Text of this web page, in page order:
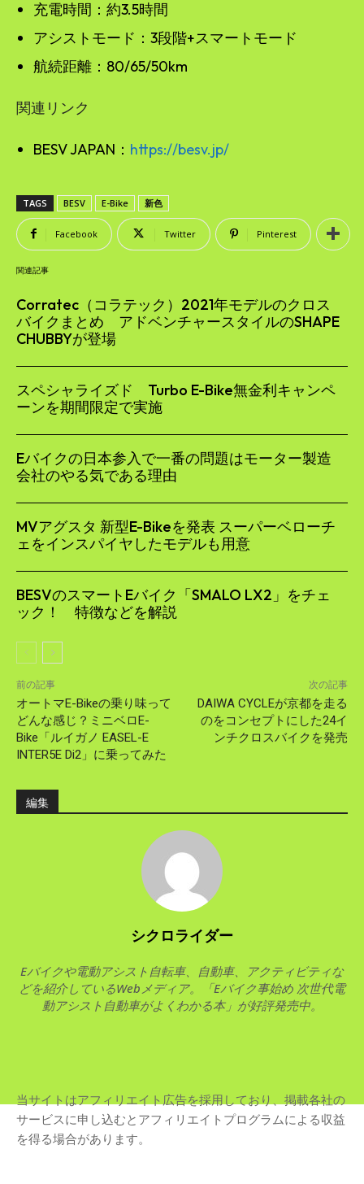
充電時間：約3.5時間
アシストモード：3段階+スマートモード
航続距離：80/65/50km
関連リンク
BESV JAPAN： https://besv.jp/
TAGS BESV E-Bike 新色
Facebook Twitter Pinterest
関連記事
Corratec（コラテック）2021年モデルのクロス
バイクまとめ アドベンチャースタイルのSHAPE
CHUBBYが登場
スペシャライズド Turbo E-Bike無金利キャンペ
ーンを期間限定で実施
Eバイクの日本参入で一番の問題はモーター製造
会社のやる気である理由
MVアグスタ 新型E-Bikeを発表 スーパーベローチ
ェをインスパイヤしたモデルも用意
BESVのスマートEバイク「SMALO LX2」をチェ
ック！ 特徴などを解説
前の記事
オートマE-Bikeの乗り味って
どんな感じ？ミニベロE-
Bike「ルイガノ EASEL-E
INTER5E Di2」に乗ってみた
次の記事
DAIWA CYCLEが京都を走る
のをコンセプトにした24イ
ンチクロスバイクを発売
編集
シクロライダー
Eバイクや電動アシスト自転車、自動車、アクティビティな
どを紹介しているWebメディア。「Eバイク事始め 次世代電
動アシスト自動車がよくわかる本」が好評発売中。
当サイトはアフィリエイト広告を採用しており、掲載各社の
サービスに申し込むとアフィリエイトプログラムによる収益
を得る場合があります。